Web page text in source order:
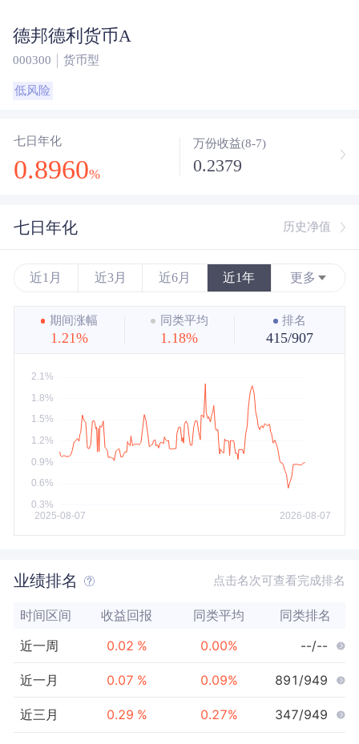
德邦德利货币A
000300 货币型
低风险
七日年化
0.8960%
万份收益(8-7)
0.2379
七日年化 历史净值
近1月 近3月 近6月 近1年 更多
近3年
近5年
期间涨幅
1.21%
同类平均
1.18%
排名
415/907
业绩排名 点击名次可查看完成排名
时间区间 收益回报 同类平均 同类排名
近一周 0.02 % 0.00% --/--
近一月 0.07 % 0.09% 891/949
近三月 0.29 % 0.27% 347/949